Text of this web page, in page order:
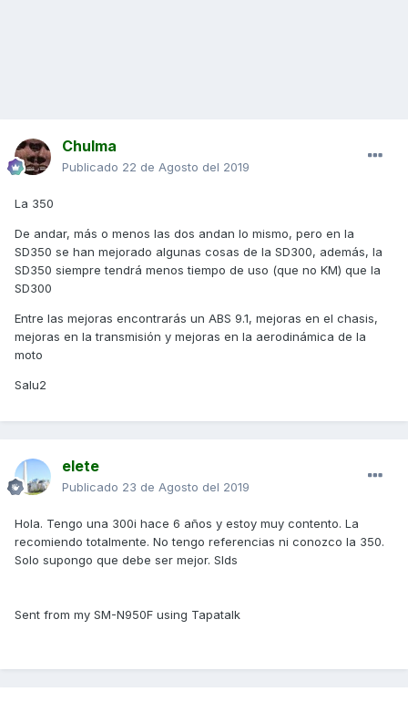
Chulma
Publicado 22 de Agosto del 2019
La 350
De andar, más o menos las dos andan lo mismo, pero en la
SD350 se han mejorado algunas cosas de la SD300, además, la
SD350 siempre tendrá menos tiempo de uso (que no KM) que la
SD300
Entre las mejoras encontrarás un ABS 9.1, mejoras en el chasis,
mejoras en la transmisión y mejoras en la aerodinámica de la
moto
Salu2
elete
Publicado 23 de Agosto del 2019
Hola. Tengo una 300i hace 6 años y estoy muy contento. La
recomiendo totalmente. No tengo referencias ni conozco la 350.
Solo supongo que debe ser mejor. Slds
Sent from my SM-N950F using Tapatalk